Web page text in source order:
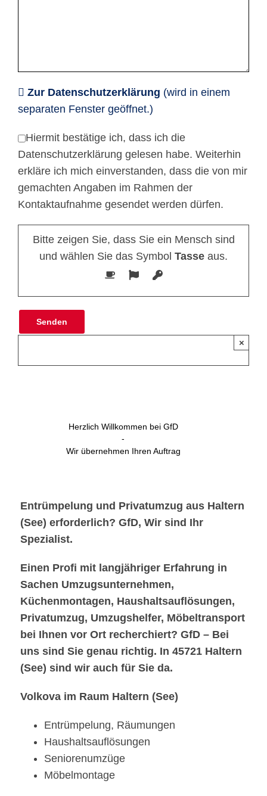
Zur Datenschutzerklärung (wird in einem
separaten Fenster geöffnet.)
Hiermit bestätige ich, dass ich die
Datenschutzerklärung gelesen habe. Weiterhin
erkläre ich mich einverstanden, dass die von mir
gemachten Angaben im Rahmen der
Kontaktaufnahme gesendet werden dürfen.
Bitte zeigen Sie, dass Sie ein Mensch sind
und wählen Sie das Symbol Tasse aus.
×
Herzlich Willkommen bei GfD
-
Wir übernehmen Ihren Auftrag
Entrümpelung und Privatumzug aus Haltern
(See) erforderlich? GfD, Wir sind Ihr
Spezialist.
Einen Profi mit langjähriger Erfahrung in
Sachen Umzugsunternehmen,
Küchenmontagen, Haushaltsauflösungen,
Privatumzug, Umzugshelfer, Möbeltransport
bei Ihnen vor Ort recherchiert? GfD – Bei
uns sind Sie genau richtig. In 45721 Haltern
(See) sind wir auch für Sie da.
Volkova im Raum Haltern (See)
Entrümpelung, Räumungen
Haushaltsauflösungen
Seniorenumzüge
Möbelmontage